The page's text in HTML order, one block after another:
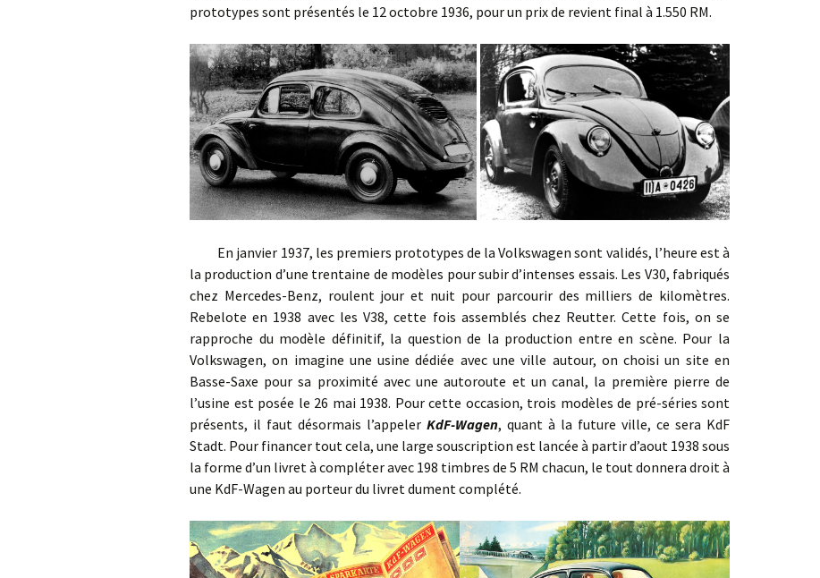
prototypes sont présentés le 12 octobre 1936, pour un prix de revient final à 1.550 RM.
En janvier 1937, les premiers prototypes de la Volkswagen sont validés, l’heure est à
la production d’une trentaine de modèles pour subir d’intenses essais. Les V30, fabriqués
chez Mercedes-Benz, roulent jour et nuit pour parcourir des milliers de kilomètres.
Rebelote en 1938 avec les V38, cette fois assemblés chez Reutter. Cette fois, on se
rapproche du modèle définitif, la question de la production entre en scène. Pour la
Volkswagen, on imagine une usine dédiée avec une ville autour, on choisi un site en
Basse-Saxe pour sa proximité avec une autoroute et un canal, la première pierre de
l’usine est posée le 26 mai 1938. Pour cette occasion, trois modèles de pré-séries sont
présents, il faut désormais l’appeler KdF-Wagen, quant à la future ville, ce sera KdF
Stadt. Pour financer tout cela, une large souscription est lancée à partir d’aout 1938 sous
la forme d’un livret à compléter avec 198 timbres de 5 RM chacun, le tout donnera droit à
une KdF-Wagen au porteur du livret dument complété.